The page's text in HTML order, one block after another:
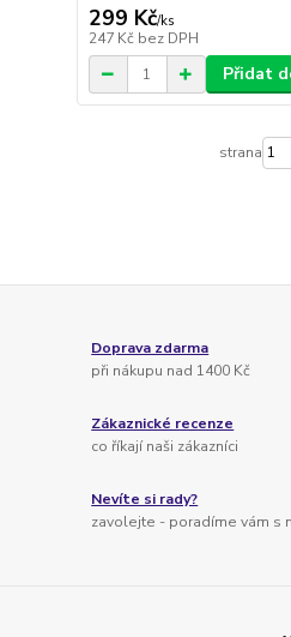
299 Kč/ks
247 Kč bez DPH
Přidat
strana
Doprava zdarma
při nákupu nad 1400 Kč
Zákaznické recenze
co říkají naši zákazníci
Nevíte si rady?
zavolejte - poradíme vám s